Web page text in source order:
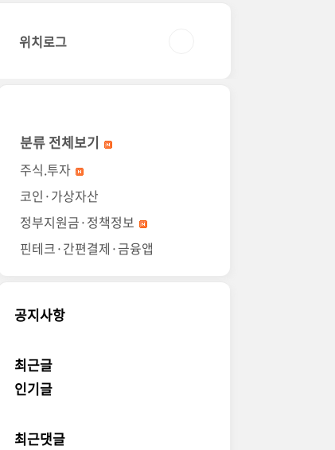
위치로그
분류 전체보기
주식.투자
코인·가상자산
정부지원금·정책정보
핀테크·간편결제·금융앱
공지사항
최근글
인기글
최근댓글